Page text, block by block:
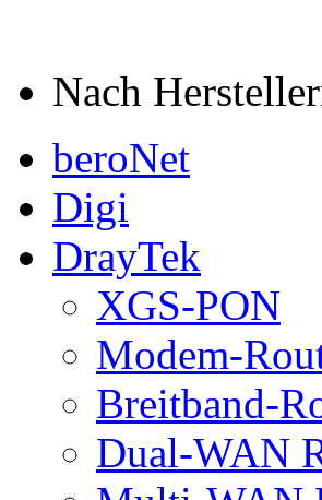
Nach
beroNet
Digi
DrayTek
XGS-PON
Modem-
Breitband-
Dual-WAN